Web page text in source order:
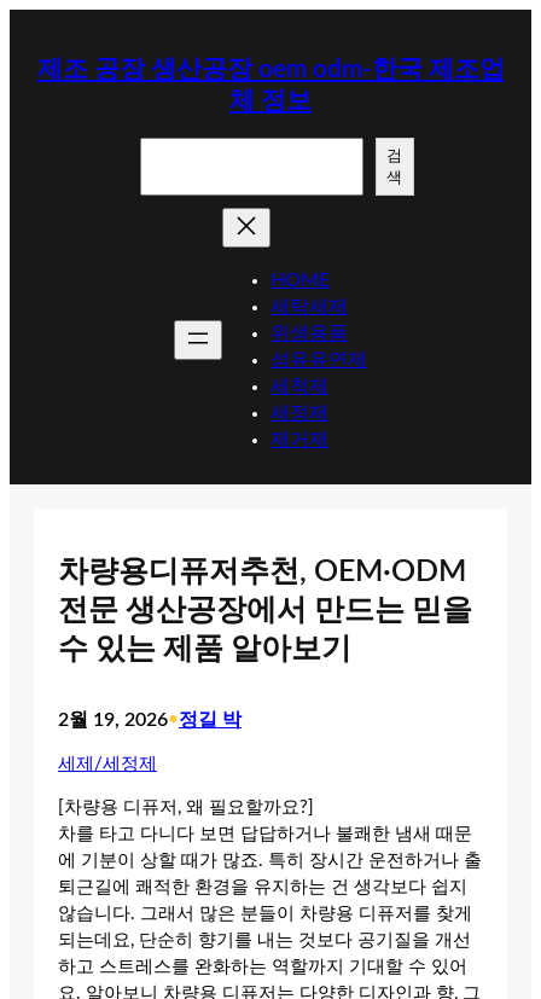
제조 공장 생산공장 oem odm-한국 제조업
체 정보
검
색
HOME
세탁세제
위생용품
섬유유연제
세척제
세정제
제거제
차량용디퓨저추천, OEM·ODM
전문 생산공장에서 만드는 믿을
수 있는 제품 알아보기
2월 19, 2026•정길 박
세제/세정제
[차량용 디퓨저, 왜 필요할까요?]
차를 타고 다니다 보면 답답하거나 불쾌한 냄새 때문
에 기분이 상할 때가 많죠. 특히 장시간 운전하거나 출
퇴근길에 쾌적한 환경을 유지하는 건 생각보다 쉽지
않습니다. 그래서 많은 분들이 차량용 디퓨저를 찾게
되는데요, 단순히 향기를 내는 것보다 공기질을 개선
하고 스트레스를 완화하는 역할까지 기대할 수 있어
요. 알아보니 차량용 디퓨저는 다양한 디자인과 향, 그